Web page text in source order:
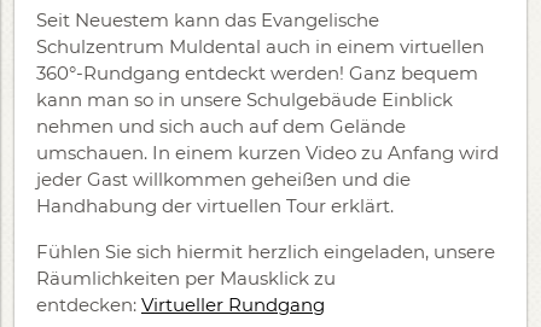
Seit Neuestem kann das Evangelische
Schulzentrum Muldental auch in einem virtuellen
360°-Rundgang entdeckt werden! Ganz bequem
kann man so in unsere Schulgebäude Einblick
nehmen und sich auch auf dem Gelände
umschauen. In einem kurzen Video zu Anfang wird
jeder Gast willkommen geheißen und die
Handhabung der virtuellen Tour erklärt.
Fühlen Sie sich hiermit herzlich eingeladen, unsere
Räumlichkeiten per Mausklick zu
entdecken: Virtueller Rundgang